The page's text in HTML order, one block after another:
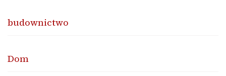
budownictwo
Dom